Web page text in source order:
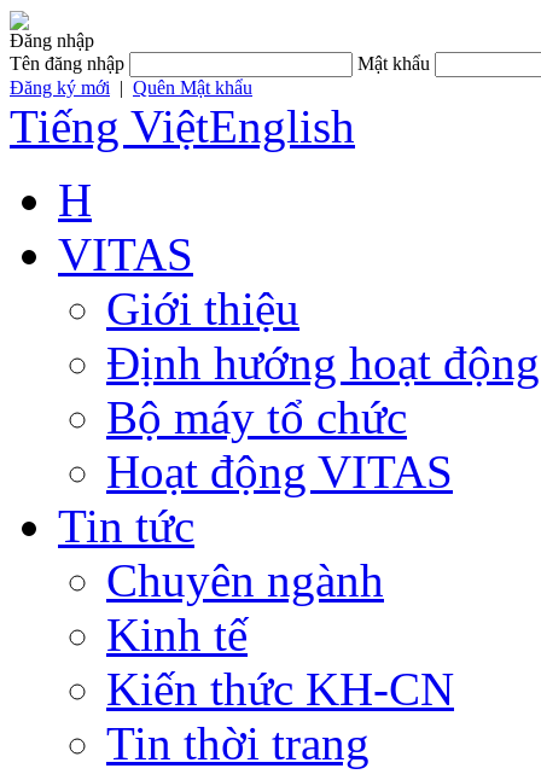
Đăng nhập
Tên đăng nhập
Mật khẩu
Đăng ký mới | Quên Mật khẩu
Tiếng ViệtEnglish
H
VITAS
Giới thiệu
Định hướng hoạt động
Bộ máy tổ chức
Hoạt động VITAS
Tin tức
Chuyên ngành
Kinh tế
Kiến thức KH-CN
Tin thời trang